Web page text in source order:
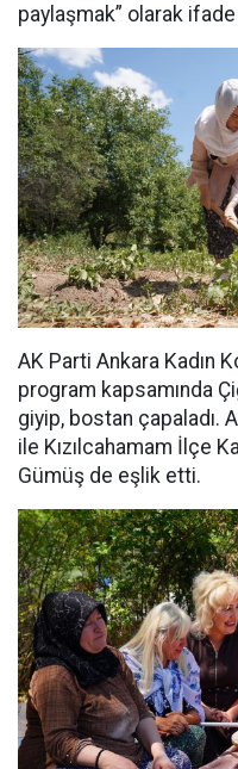
paylaşmak” olarak
AK Parti Ankara Kadın
program kapsamında
giyip, bostan çapaladı.
ile Kızılcahamam İlçe
Gümüş de eşlik etti.